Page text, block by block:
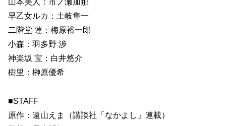
早乙女ルカ：土岐隼一
二階堂 蓮：梅原裕一郎
小森：羽多野 渉
神楽坂 宝：白井悠介
樹里：榊原優希
■STAFF
原作：遠山えま（講談社「なかよし」連載）